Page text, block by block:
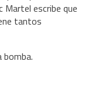
Martel escribe que
tantos
bomba.